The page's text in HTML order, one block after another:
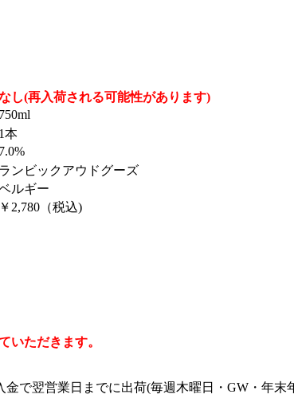
し(再入荷される可能性があります)
本
ンビックアウドグーズ
ルギー
2,780（税込)
いただきます。
金で翌営業日までに出荷(毎週木曜日・GW・年末